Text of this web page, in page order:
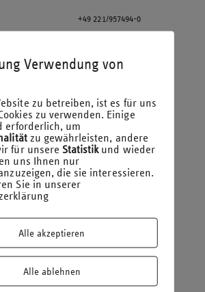
+49 221/957494-0
idealen Arbeitstag vor:
alle
nicht?
gleichzeitig.
Verwendung von
zu betreiben, ist es für uns
zu verwenden. Einige
erforderlich, um
zu gewährleisten, andere
für unsere Statistikund wieder
uns Ihnen nur
die sie interessieren.
Sie in unserer
Alle akzeptieren
Alle ablehnen